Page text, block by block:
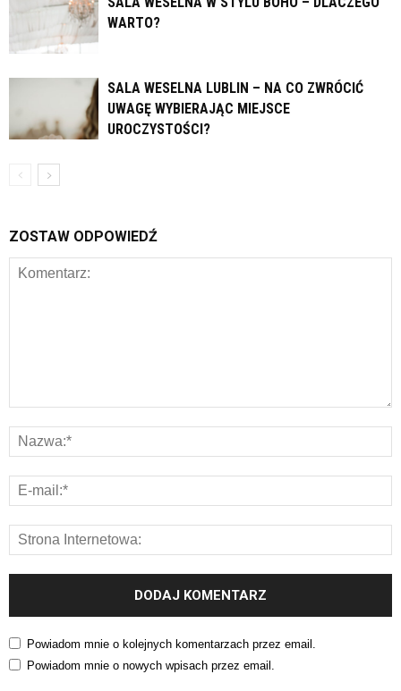
WARTO?
SALA WESELNA LUBLIN – NA CO ZWRÓCIĆ
UWAGĘ WYBIERAJĄC MIEJSCE
UROCZYSTOŚCI?
ZOSTAW ODPOWIEDŹ
Powiadom mnie o kolejnych komentarzach przez email.
Powiadom mnie o nowych wpisach przez email.